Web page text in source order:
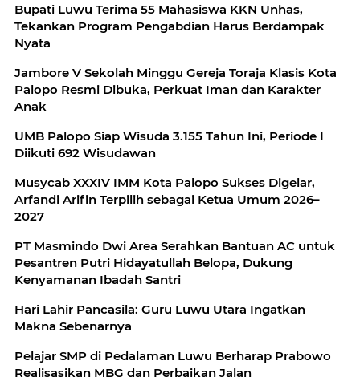
Bupati Luwu Terima 55 Mahasiswa KKN Unhas,
Tekankan Program Pengabdian Harus Berdampak
Nyata
Jambore V Sekolah Minggu Gereja Toraja Klasis Kota
Palopo Resmi Dibuka, Perkuat Iman dan Karakter
Anak
UMB Palopo Siap Wisuda 3.155 Tahun Ini, Periode I
Diikuti 692 Wisudawan
Musycab XXXIV IMM Kota Palopo Sukses Digelar,
Arfandi Arifin Terpilih sebagai Ketua Umum 2026–
2027
PT Masmindo Dwi Area Serahkan Bantuan AC untuk
Pesantren Putri Hidayatullah Belopa, Dukung
Kenyamanan Ibadah Santri
Hari Lahir Pancasila: Guru Luwu Utara Ingatkan
Makna Sebenarnya
Pelajar SMP di Pedalaman Luwu Berharap Prabowo
Realisasikan MBG dan Perbaikan Jalan